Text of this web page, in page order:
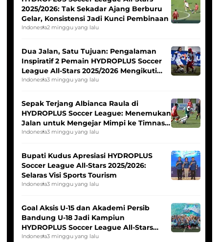
2025/2026: Tak Sekadar Ajang Berburu
Gelar, Konsistensi Jadi Kunci Pembinaan
Indonesia2 minggu yang lalu
Dua Jalan, Satu Tujuan: Pengalaman
Inspiratif 2 Pemain HYDROPLUS Soccer
League All-Stars 2025/2026 Mengikuti
Seleksi Timnas Indonesia Putri
Indonesia3 minggu yang lalu
Sepak Terjang Albianca Raula di
HYDROPLUS Soccer League: Menemukan
Jalan untuk Mengejar Mimpi ke Timnas
Indonesia Putri
Indonesia3 minggu yang lalu
Bupati Kudus Apresiasi HYDROPLUS
Soccer League All-Stars 2025/2026:
Selaras Visi Sports Tourism
Indonesia3 minggu yang lalu
Goal Aksis U-15 dan Akademi Persib
Bandung U-18 Jadi Kampiun
HYDROPLUS Soccer League All-Stars
2025/2026
Indonesia3 minggu yang lalu